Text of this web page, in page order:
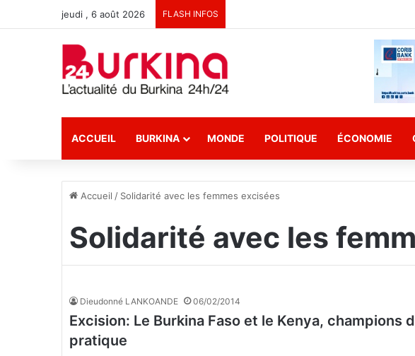
jeudi , 6 août 2026 FLASH INFOS
ACCUEIL BURKINA MONDE POLITIQUE ÉCONOMIE
Accueil / Solidarité avec les femmes excisées
Solidarité avec les
Dieudonné LANKOANDE 06/02/2014
Excision: Le Burkina Faso et le Kenya, champions
pratique